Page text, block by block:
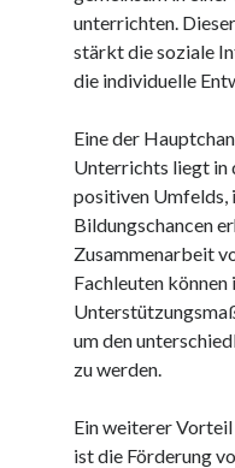
Dezember 2025
November 2025
Oktober 2025
August 2025
Juli 2025
Juni 2025
Mai 2025
April 2025
März 2025
Februar 2025
Januar 2025
Dezember 2024
Oktober 2024
September 2024
unterrichten.
stärkt die soziale
die individuelle
Eine der
Unterrichts liegt in
positiven Umfelds,
Bildungschancen
Zusammenarbeit
Fachleuten
um den
zu werden.
Ein weiterer
ist die Förderung